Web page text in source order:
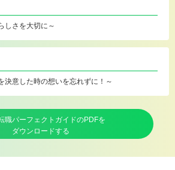
しさを大切に～
決意した時の想いを忘れずに！～
職パーフェクトガイドのPDFを
ダウンロードする